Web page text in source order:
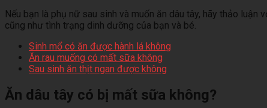
Nếu bạn là phụ nữ sau sinh và muốn ăn dâu tây, hãy thảo
cũng như tình trạng dinh dưỡng của bạn và bé.
Sinh mổ có ăn được hành lá không
Ăn rau muống có mất sữa không
Sau sinh ăn thịt ngan được không
Ăn dâu tây có bị mất sữa không?